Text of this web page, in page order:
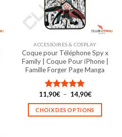
être
choisies
sur
page
du
produit
ACCESSOIRES & COSPLAY
Coque pour Téléphone Spy x
Family | Coque Pour iPhone |
Famille Forger Page Manga
Note5.00
sur 5
11,90€ – 14,90€Plage
prix :
11,90€
CHOIX DES OPTIONS